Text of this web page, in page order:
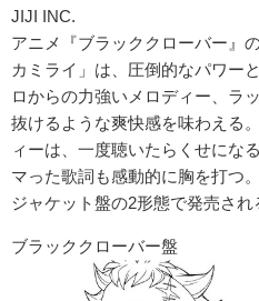
JIJI INC.
アニメ『ブラッククローバー』
カミライ」は、圧倒的なパワー
ロからの力強いメロディー、ラ
抜けるような爽快感を味わえる
ィーは、一度聴いたらくせにな
マった歌詞も感動的に胸を打つ
ジャケット盤の2形態で発売され
ブラッククローバー盤